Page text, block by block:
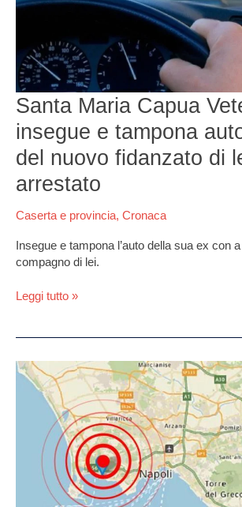
Santa Maria Capua
insegue e tampona
del nuovo fidanzato di
arrestato
Caserta e provincia, Cronaca
Insegue e tampona l’auto della sua ex con
compagno di lei.
dell’ex
e
del
nuovo
fidanzato
lei:
arrestato
Leggi tutto »
Campi
Flegrei,
breve
distanza
magnitudo